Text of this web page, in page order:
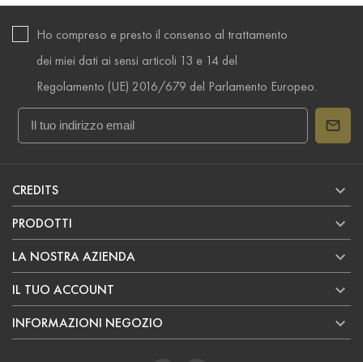
Ho compreso e presto il consenso al trattamento
dei miei dati ai sensi articoli 13 e 14 del
Regolamento (UE) 2016/679 del Parlamento Europeo.
CREDITS 
PRODOTTI 
LA NOSTRA AZIENDA 
IL TUO ACCOUNT 
INFORMAZIONI NEGOZIO 